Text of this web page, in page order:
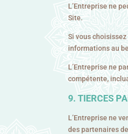
L’Entreprise ne
Site.
Si vous
informations au
L’Entreprise ne
compétente,
TIERCES
L’Entreprise ne
des partenaires